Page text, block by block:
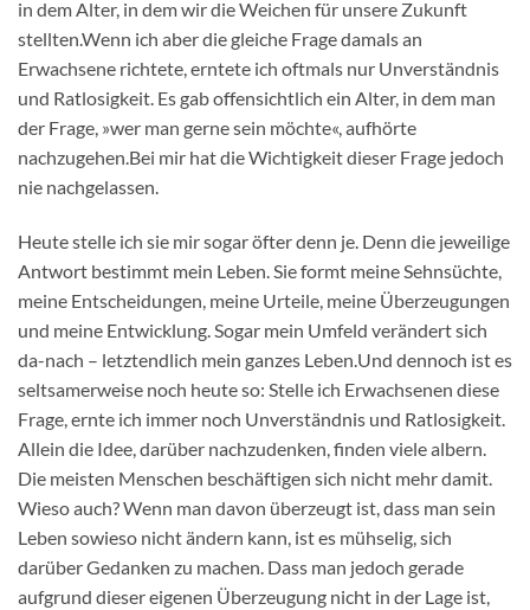
in dem Alter, in dem wir die Weichen für unsere Zukunft
stellten.Wenn ich aber die gleiche Frage damals an
Erwachsene richtete, erntete ich oftmals nur Unverständnis
und Ratlosigkeit. Es gab offensichtlich ein Alter, in dem man
der Frage, »wer man gerne sein möchte«, aufhörte
nachzugehen.Bei mir hat die Wichtigkeit dieser Frage jedoch
nie nachgelassen.
Heute stelle ich sie mir sogar öfter denn je. Denn die jeweilige
Antwort bestimmt mein Leben. Sie formt meine Sehnsüchte,
meine Entscheidungen, meine Urteile, meine Überzeugungen
und meine Entwicklung. Sogar mein Umfeld verändert sich
da-nach – letztendlich mein ganzes Leben.Und dennoch ist es
seltsamerweise noch heute so: Stelle ich Erwachsenen diese
Frage, ernte ich immer noch Unverständnis und Ratlosigkeit.
Allein die Idee, darüber nachzudenken, finden viele albern.
Die meisten Menschen beschäftigen sich nicht mehr damit.
Wieso auch? Wenn man davon überzeugt ist, dass man sein
Leben sowieso nicht ändern kann, ist es mühselig, sich
darüber Gedanken zu machen. Dass man jedoch gerade
aufgrund dieser eigenen Überzeugung nicht in der Lage ist,